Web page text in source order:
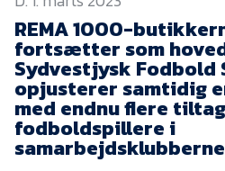
Sydvestjysk
Samarbejde
Partnere
Blue Water
Kontakt
REMA 1000-
fortsætter som
Sydvestjysk Fodbold
opjusterer samtidig
med endnu flere
fodboldspillere i